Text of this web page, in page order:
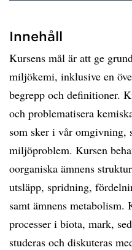
Innehåll
Kursens mål är att ge
miljökemi, inklusive en
begrepp och definitioner.
och problematisera
som sker i vår omgivning,
miljöproblem. Kursen
oorganiska ämnens
utsläpp, spridning,
samt ämnens
processer i biota, mark,
studeras och diskuteras